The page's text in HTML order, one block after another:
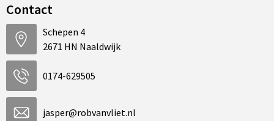
Contact
Schepen 4
2671 HN Naaldwijk
0174-629505
jasper@robvanvliet.nl